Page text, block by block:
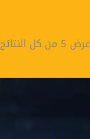
عرض ⁦5⁩ من كل النتائج